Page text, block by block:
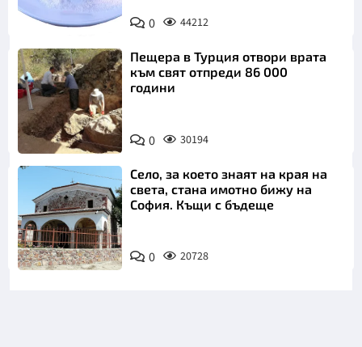
Снимка:
Пиксабей
0 44212
Пещера в Турция отвори врата
към свят отпреди 86 000
години
0 30194
Село, за което знаят на края на
света, стана имотно бижу на
София. Къщи с бъдеще
0 20728